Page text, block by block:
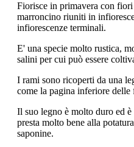
Fiorisce in primavera con
marroncino riuniti in
infiorescenze terminali.
E' una specie molto rustica,
salini per cui può essere
I rami sono ricoperti da una
come la pagina inferiore delle
Il suo legno è molto duro ed
presta molto bene alla
saponine.